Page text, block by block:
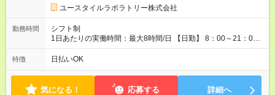
試用期間あり 試用期間の長さ：2ヶ月 ※ 雇用形態と給与に、本
採用時と異なる部分があります。 雇用形態：本採用時と同じで
す。 給与：月給 211,700円 ～ 300,700円
ユースタイルラボラトリー株式会社
勤務時間
シフト制
1日あたりの実働時間：最大8時間/日 【日勤】 8：00～21：00
＊＊ 勤務時間例 ＊＊ ■8時から17時 ■9時から18時 ■10時か
ら19時 など ※上記の時間内で8時間勤務（休憩1時間）ご利用
（希望休あり）
特徴 日払いOK
気になる！ 応募する 詳細へ